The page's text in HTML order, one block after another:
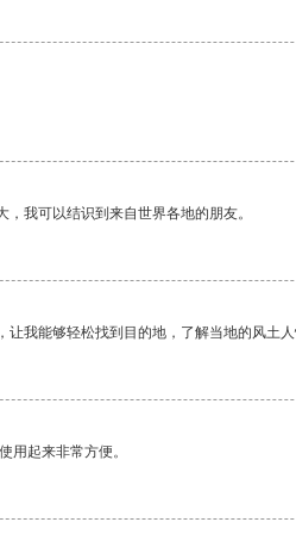
我可以结识到来自世界各地的朋友。
让我能够轻松找到目的地，了解当地的风土
用起来非常方便。